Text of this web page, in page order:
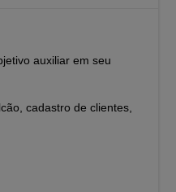
auxiliar em seu
cadastro de clientes,